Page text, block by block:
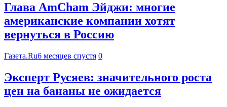
Глава AmCham Эйджи: многие
американские компании хотят
вернуться в Россию
Газета.Ru6 месяцев спустя 0
Эксперт Русяев: значительного роста
цен на бананы не ожидается